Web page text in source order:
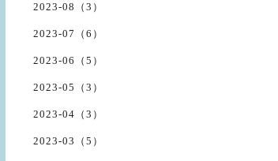
2023-08（3）
2023-07（6）
2023-06（5）
2023-05（3）
2023-04（3）
2023-03（5）